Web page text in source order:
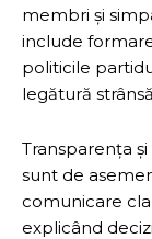
membri și
include
politicile
legătură
Transparența
sunt de
comunicare
explicând